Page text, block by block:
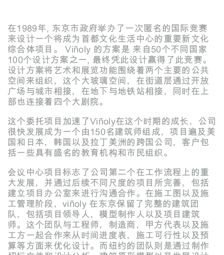
在1989年, 东京市政府举办了一次匿名的国际竞赛
来设计一个将成为首都文化生活中心的重要新文化
综合体项目。 Viñoly 的方案是 来自50个不同国家
100个设计方案之一, 最终凭此设计赢得了此竞赛。
设计方案将艺术和展览功能围绕着两个主要的公共
空间来组织，这个大玻璃空间，在街道层通过开放
广场与城市相接，在地下与地铁站相接，同时在上
部也连接着四个大剧院。
这个委托项目加速了Viñoly在这个时期的成长，公司
很快发展成为一个由150名建筑师组成，项目遍及美
国和日本，韩国以及拉丁美洲的跨国公司，客户包
括一些具有盛名的教育机构和市民组织。
会议中心项目标志了公司第二个在工作流程上的重
大发展，并通过后续不同尺度的项目所完善，包括
建立项目办公室来进行沟通合作。在施工图以及施
工管理阶段，viñoly 在东京保留了完整的建筑团
队，包括项目领导人，模型制作人以及项目建筑
师。这个团队与工程师，制造商，甲方代表以及施
工方一起合作来从时间进度表，施工可行性以及预
算等方面来优化设计。而纽约的团队则是通过制作